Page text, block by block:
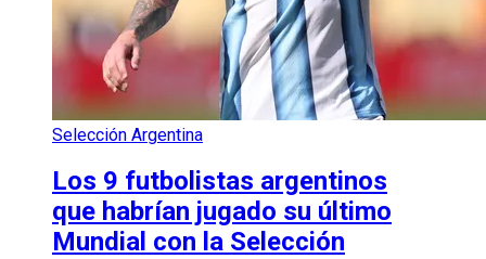
Selección Argentina
Los 9 futbolistas argentinos
que habrían jugado su último
Mundial con la Selección